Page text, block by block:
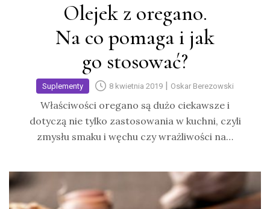
Olejek z oregano.
Na co pomaga i jak
go stosować?
Suplementy 8 kwietnia 2019 | Oskar Berezowski
Właściwości oregano są dużo ciekawsze i
dotyczą nie tylko zastosowania w kuchni, czyli
zmysłu smaku i węchu czy wrażliwości na…